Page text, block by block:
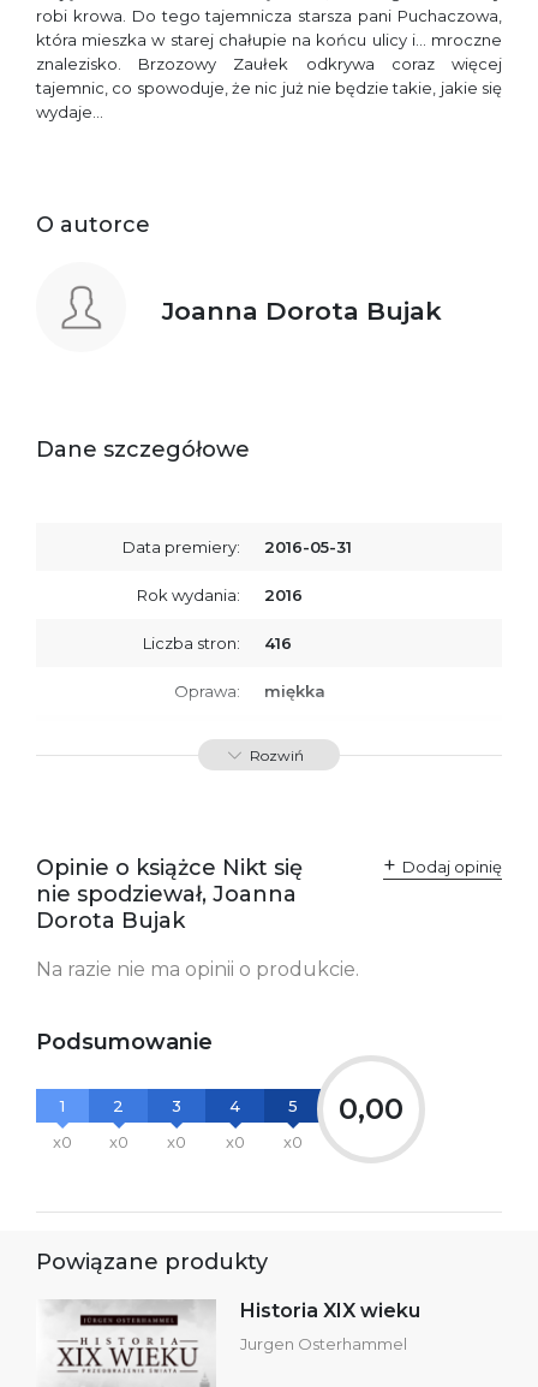
robi krowa. Do tego tajemnicza starsza pani Puchaczowa,
która mieszka w starej chałupie na końcu ulicy i… mroczne
znalezisko. Brzozowy Zaułek odkrywa coraz więcej
tajemnic, co spowoduje, że nic już nie będzie takie, jakie się
wydaje…
O autorce
Joanna Dorota Bujak
Dane szczegółowe
Data premiery: 2016-05-31
Rok wydania: 2016
Liczba stron: 416
Oprawa: miękka
ISBN 9788379764396
odpowiedzialne za
zgodność produktu z
przepisami:
Sp. z o.o.
ul. Fredry 8
61-701 Poznań
bezpieczeństwa:
Rozwiń
Opinie o książce Nikt się
nie spodziewał, Joanna
Dorota Bujak
Dodaj opinię
Na razie nie ma opinii o produkcie.
Podsumowanie
1
x0
2
x0
3
x0
4
x0
5
x0
0,00
Powiązane produkty
Historia XIX wieku
Jurgen Osterhammel